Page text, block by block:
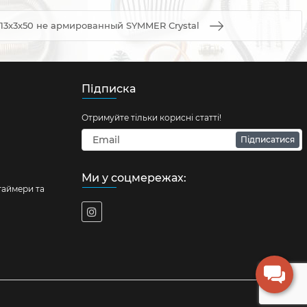
не армированный SYMMER Сrystal
та
Підписка
Отримуйте тільки корисні статті!
Підписатися
Ми у соцмережах: